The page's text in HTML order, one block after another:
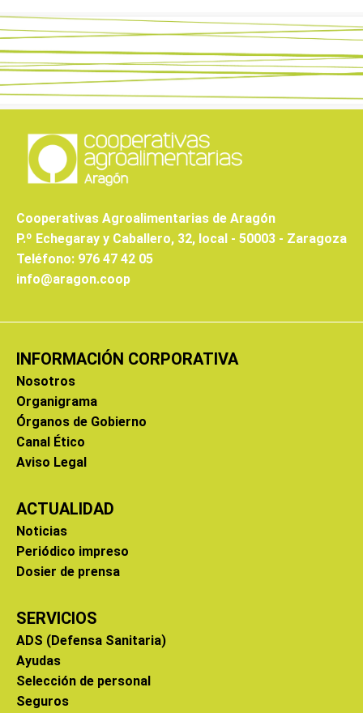
Cooperativas Agroalimentarias de Aragón
P.º Echegaray y Caballero, 32, local - 50003 - Zaragoza
Teléfono: 976 47 42 05
info@aragon.coop
INFORMACIÓN CORPORATIVA
Nosotros
Organigrama
Órganos de Gobierno
Canal Ético
Aviso Legal
ACTUALIDAD
Noticias
Periódico impreso
Dosier de prensa
SERVICIOS
ADS (Defensa Sanitaria)
Ayudas
Selección de personal
Seguros